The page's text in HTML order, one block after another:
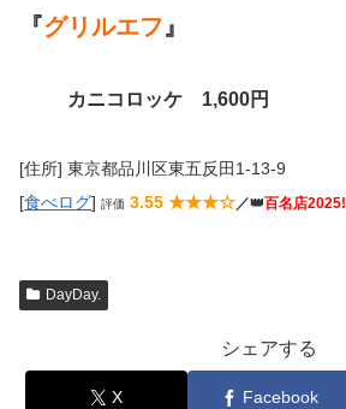
『グリルエフ』
カニコロッケ 1,600円
[住所] 東京都品川区東五反田1-13-9
[食べログ] 評価 3.55 ★★★☆ ／👑百名店2025!
DayDay.
シェアする
X Facebook